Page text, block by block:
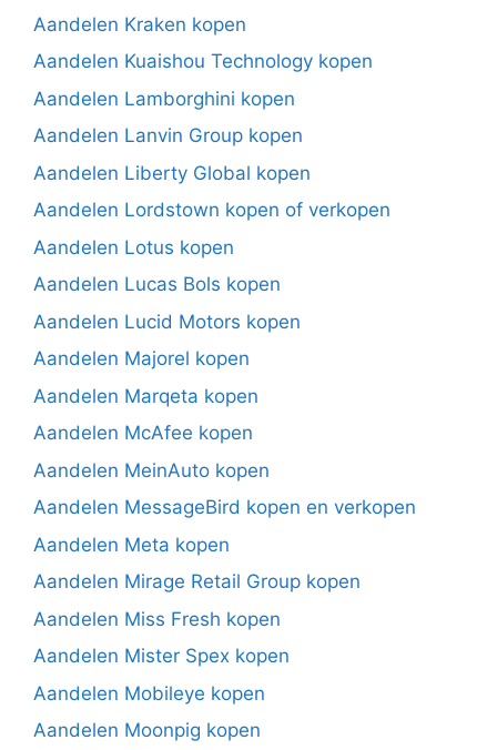
Aandelen Kraken kopen
Aandelen Kuaishou Technology kopen
Aandelen Lamborghini kopen
Aandelen Lanvin Group kopen
Aandelen Liberty Global kopen
Aandelen Lordstown kopen of verkopen
Aandelen Lotus kopen
Aandelen Lucas Bols kopen
Aandelen Lucid Motors kopen
Aandelen Majorel kopen
Aandelen Marqeta kopen
Aandelen McAfee kopen
Aandelen MeinAuto kopen
Aandelen MessageBird kopen en verkopen
Aandelen Meta kopen
Aandelen Mirage Retail Group kopen
Aandelen Miss Fresh kopen
Aandelen Mister Spex kopen
Aandelen Mobileye kopen
Aandelen Moonpig kopen